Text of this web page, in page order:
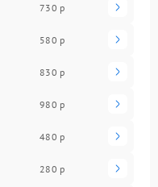
730 р
580 р
830 р
980 р
480 р
280 р